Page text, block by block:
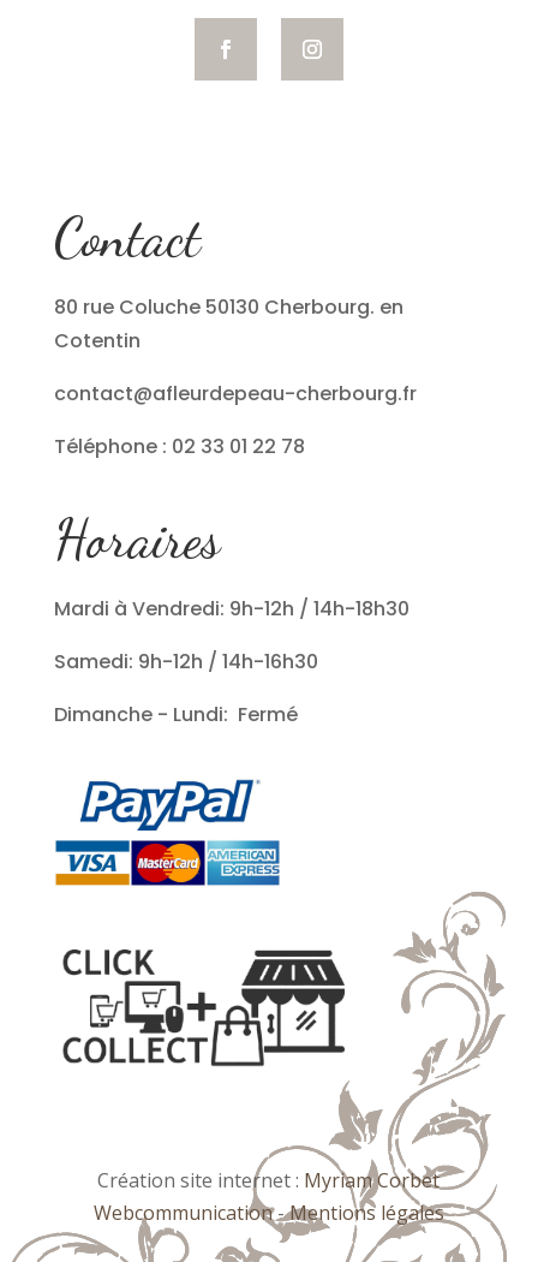
Contact
80 rue Coluche 50130 Cherbourg. en
Cotentin
contact@afleurdepeau-cherbourg.fr
Téléphone : 02 33 01 22 78
Horaires
Mardi à Vendredi: 9h-12h / 14h-18h30
Samedi: 9h-12h / 14h-16h30
Dimanche - Lundi: Fermé
Création site internet : Myriam Corbet
Webcommunication-Mentions légales